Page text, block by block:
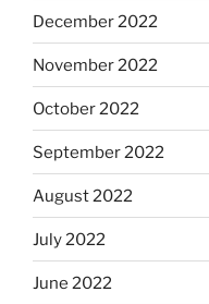
December 2022
November 2022
October 2022
September 2022
August 2022
July 2022
June 2022